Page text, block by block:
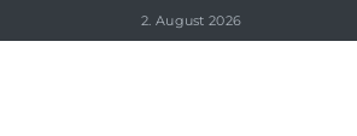
2. August 2026